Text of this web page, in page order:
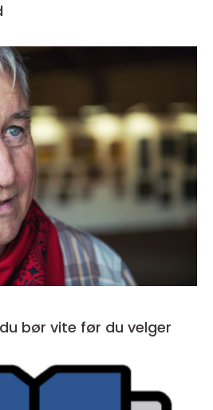
hva du bør vite før du velger